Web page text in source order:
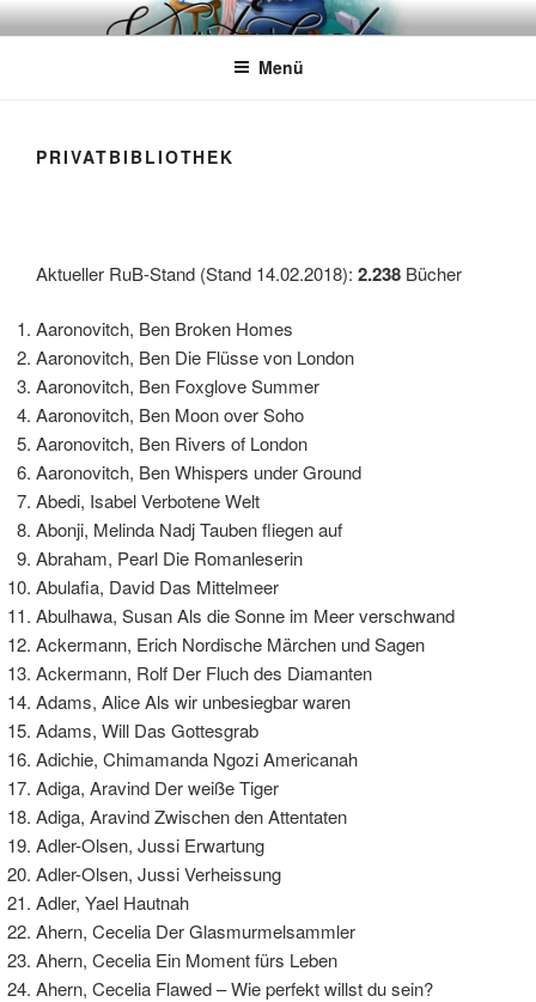
Zum
InhaltWÖRTERKATZE
Von Büchern erzählen
Menü
PRIVATBIBLIOTHEK
Aktueller RuB-Stand (Stand 14.02.2018): 2.238 Bücher
Aaronovitch, Ben Broken Homes
Aaronovitch, Ben Die Flüsse von London
Aaronovitch, Ben Foxglove Summer
Aaronovitch, Ben Moon over Soho
Aaronovitch, Ben Rivers of London
Aaronovitch, Ben Whispers under Ground
Abedi, Isabel Verbotene Welt
Abonji, Melinda Nadj Tauben fliegen auf
Abraham, Pearl Die Romanleserin
Abulafia, David Das Mittelmeer
Abulhawa, Susan Als die Sonne im Meer verschwand
Ackermann, Erich Nordische Märchen und Sagen
Ackermann, Rolf Der Fluch des Diamanten
Adams, Alice Als wir unbesiegbar waren
Adams, Will Das Gottesgrab
Adichie, Chimamanda Ngozi Americanah
Adiga, Aravind Der weiße Tiger
Adiga, Aravind Zwischen den Attentaten
Adler-Olsen, Jussi Erwartung
Adler-Olsen, Jussi Verheissung
Adler, Yael Hautnah
Ahern, Cecelia Der Glasmurmelsammler
Ahern, Cecelia Ein Moment fürs Leben
Ahern, Cecelia Flawed – Wie perfekt willst du sein?